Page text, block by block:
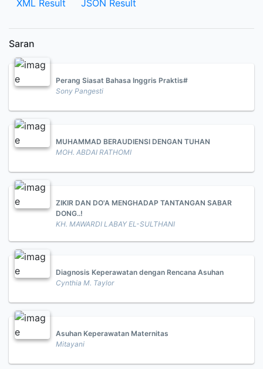
XML Result JSON Result
Saran
Perang Siasat Bahasa Inggris Praktis#
Sony Pangesti
MUHAMMAD BERAUDIENSI DENGAN TUHAN
MOH. ABDAI RATHOMI
ZIKIR DAN DO'A MENGHADAP TANTANGAN SABAR
DONG..!
KH. MAWARDI LABAY EL-SULTHANI
Diagnosis Keperawatan dengan Rencana Asuhan
Cynthia M. Taylor
Asuhan Keperawatan Maternitas
Mitayani